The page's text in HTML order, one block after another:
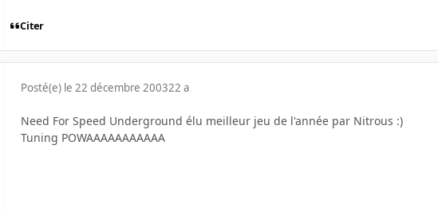
Citer
Posté(e) le 22 décembre 200322 a
Need For Speed Underground élu meilleur jeu de l'année par Nitrous :)
Tuning POWAAAAAAAAAAA